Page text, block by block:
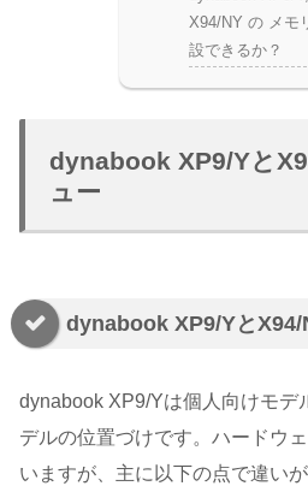
X94/NY の メモ
設できるか？
dynabook XP9/Yと
ュー
dynabook XP9/YとX94/
dynabook XP9/Yは個人向けモデ
デルの位置づけです。ハードウ
いますが、主に以下の点で違いが